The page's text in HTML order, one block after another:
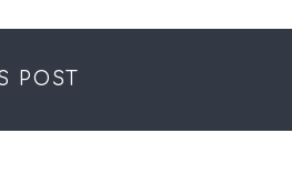
POST